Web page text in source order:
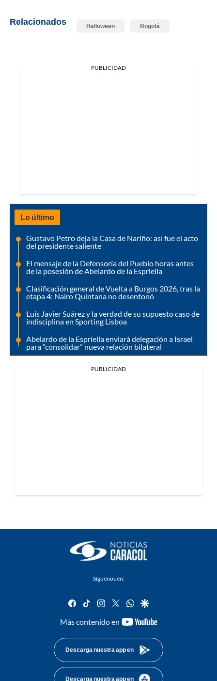
Relacionados Halloween Bogotá
PUBLICIDAD
Lo último
Gustavo Petro deja la Casa de Nariño: así fue el acto
del presidente saliente
El mensaje de la Defensoría del Pueblo horas antes
de la posesión de Abelardo de la Espriella
Clasificación general de Vuelta a Burgos 2026, tras la
etapa 4; Nairo Quintana no desentonó
Luis Javier Suárez y la verdad de su supuesto caso de
indisciplina en Sporting Lisboa
Abelardo de la Espriella enviará delegación a Israel
para “consolidar” nueva relación bilateral
PUBLICIDAD
Síguenos en:
facebook
tiktok instagram
twitterwhatsapp
google
Más contenido en
youtube-
Descarga nuestra app en
Descarga nuestra app en